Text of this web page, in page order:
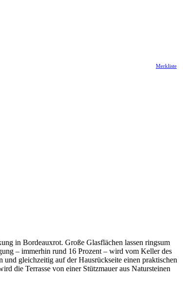
Merkliste
in Bor­deauxrot. Große Glasflächen lassen ringsum
– immerhin rund 16 Prozent – wird vom Keller des
und gleichzeitig auf der Hausrückseite einen praktischen
die Terrasse von einer Stützmauer aus Natursteinen